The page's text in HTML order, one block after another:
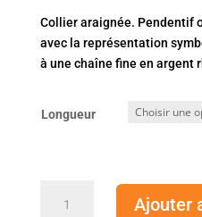
Collier araignée. Pendentif
avec la représentation
à une chaîne fine en argent
Longueur
Ajouter